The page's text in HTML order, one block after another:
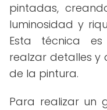
pintadas,
luminosidad y
Esta técnica
realzar detalles y
de la pintura.
Para realizar un